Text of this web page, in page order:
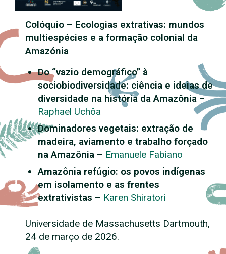
Colóquio – Ecologias extrativas: mundos
multiespécies e a formação colonial da
Amazónia
Do “vazio demográfico” à
sociobiodiversidade: ciência e ideias de
diversidade na história da Amazônia–
Raphael Uchôa
Dominadores vegetais: extração de
madeira, aviamento e trabalho forçado
na Amazônia – Emanuele Fabiano
Amazônia refúgio: os povos indígenas
em isolamento e as frentes
extrativistas – Karen Shiratori
Universidade de Massachusetts Dartmouth,
24 de março de 2026.